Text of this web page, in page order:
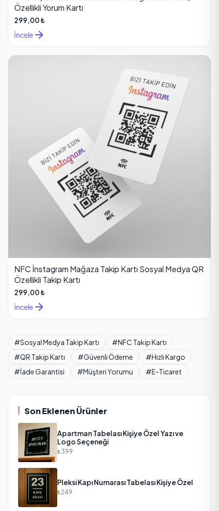
Özellikli Yorum Kartı
299,00 ₺
İncele
NFC İnstagram Mağaza Takip Kartı Sosyal Medya QR
Özellikli Takip Kartı
299,00 ₺
İncele
#Sosyal Medya Takip Kartı
#NFC Takip Kartı
#QR Takip Kartı
#Güvenli Ödeme
#Hızlı Kargo
#İade Garantisi
#Müşteri Yorumu #E-Ticaret
Son Eklenen Ürünler
Apartman Tabelası Kişiye Özel Yazı ve
Logo Seçeneği
₺399
Pleksi Kapı Numarası Tabelası Kişiye Özel
₺249